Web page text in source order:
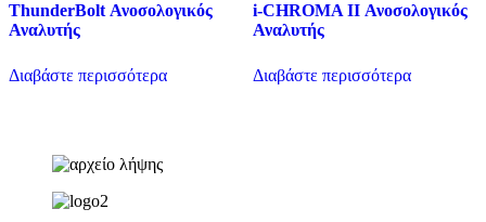
ThunderBolt Ανοσολογικός
Αναλυτής
Διαβάστε περισσότερα
i-CHROMA II Ανοσολογικός
Αναλυτής
Διαβάστε περισσότερα